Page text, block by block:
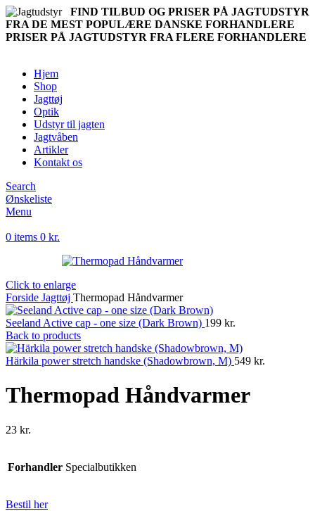
FIND TILBUD OG PRISER PÅ JAGTUDSTYR
FRA DE MEST POPULÆRE DANSKE FORHANDLERE
PRISER PÅ JAGTUDSTYR FRA FLERE FORHANDLERE
Hjem
Shop
Jagttøj
Optik
Udstyr til jagten
Jagtvåben
Artikler
Kontakt os
Search
Ønskeliste
Menu
0 items 0 kr.
Click to enlarge
Forside Jagttøj Thermopad Håndvarmer
Seeland Active cap - one size (Dark Brown) 199 kr.
Back to products
Härkila power stretch handske (Shadowbrown, M) 549 kr.
Thermopad Håndvarmer
23 kr.
Forhandler Specialbutikken
Bestil her